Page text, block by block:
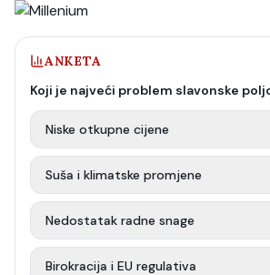
ANKETA
Koji je najveći problem slavonske
Niske otkupne cijene
Suša i klimatske promjene
Nedostatak radne snage
Birokracija i EU regulativa